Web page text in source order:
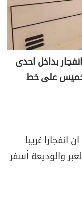
بداخل احدى
على خط
انفجارا غريبا
والوديعة أسفر